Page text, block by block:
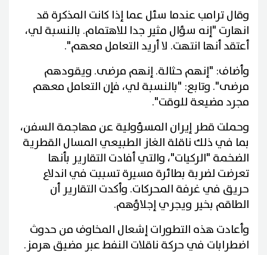
وقال ترامب عندما سئل عما إذا كانت المذكرة قد
انهارت "إنه سؤال مثير جدا للاهتمام. بالنسبة لي،
أعتقد أنها انتهت. لا أريد التعامل معهم".
وأضاف: "إنهم حثالة. إنهم مرضى. ويقودهم
مرضى". وتابع: "بالنسبة لي، فإن التعامل معهم
مجرد مضيعة للوقت".
وحملت قطر إيران المسؤولية عن مهاجمة السفن،
بما في ذلك ناقلة الغاز الطبيعي المسال القطرية
الضخمة "الركيات"، والتي أفادت التقارير بأنها
تعرضت لضربة بطائرة مسيرة تسببت في اندلاع
حريق في غرفة المحركات. وأكدت التقارير أن
الطاقم بخير ويجري إجلاؤهم.
وأعادت هذه التطورات إشعال المخاوف من حدوث
اضطرابات في حركة ناقلات النفط عبر مضيق هرمز.